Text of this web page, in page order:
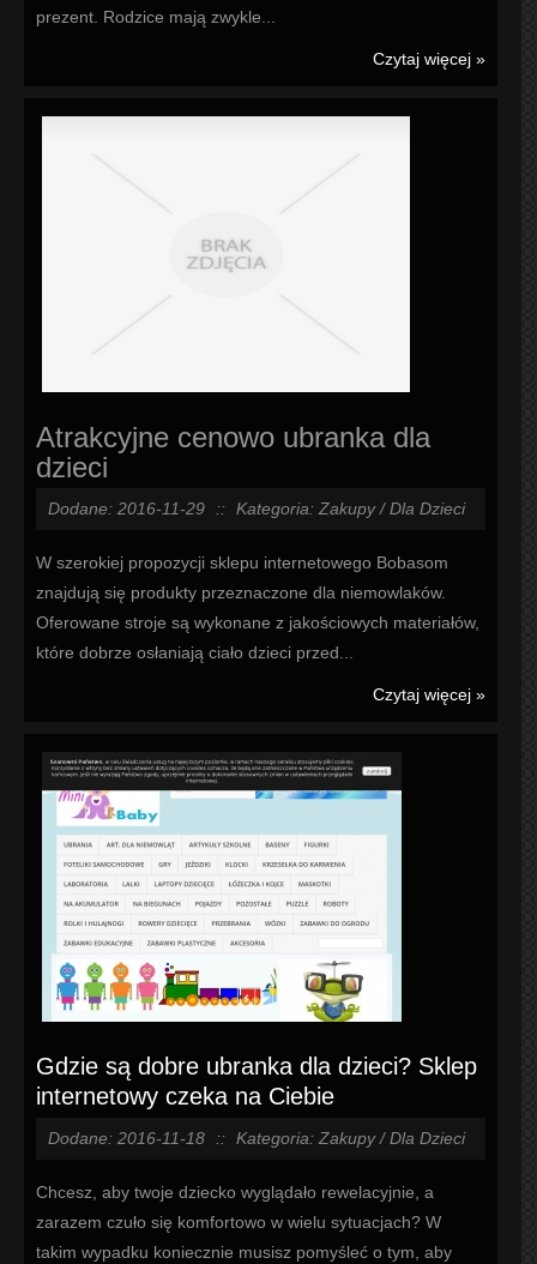
prezent. Rodzice mają zwykle...
Czytaj więcej »
Atrakcyjne cenowo ubranka dla
dzieci
Dodane: 2016-11-29 :: Kategoria: Zakupy / Dla Dzieci
W szerokiej propozycji sklepu internetowego Bobasom
znajdują się produkty przeznaczone dla niemowlaków.
Oferowane stroje są wykonane z jakościowych materiałów,
które dobrze osłaniają ciało dzieci przed...
Czytaj więcej »
Gdzie są dobre ubranka dla dzieci? Sklep
internetowy czeka na Ciebie
Dodane: 2016-11-18 :: Kategoria: Zakupy / Dla Dzieci
Chcesz, aby twoje dziecko wyglądało rewelacyjnie, a
zarazem czuło się komfortowo w wielu sytuacjach? W
takim wypadku koniecznie musisz pomyśleć o tym, aby